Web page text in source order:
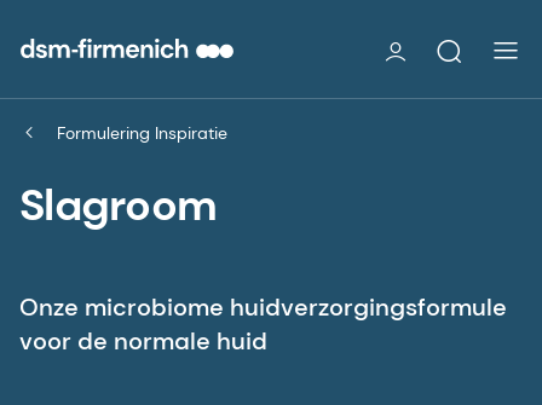
Formulering Inspiratie
Slagroom
Onze microbiome huidverzorgingsformule
voor de normale huid